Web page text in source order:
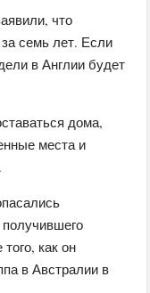
что
семь лет. Если
в Англии будет
дома,
места и
как он
в Австралии в